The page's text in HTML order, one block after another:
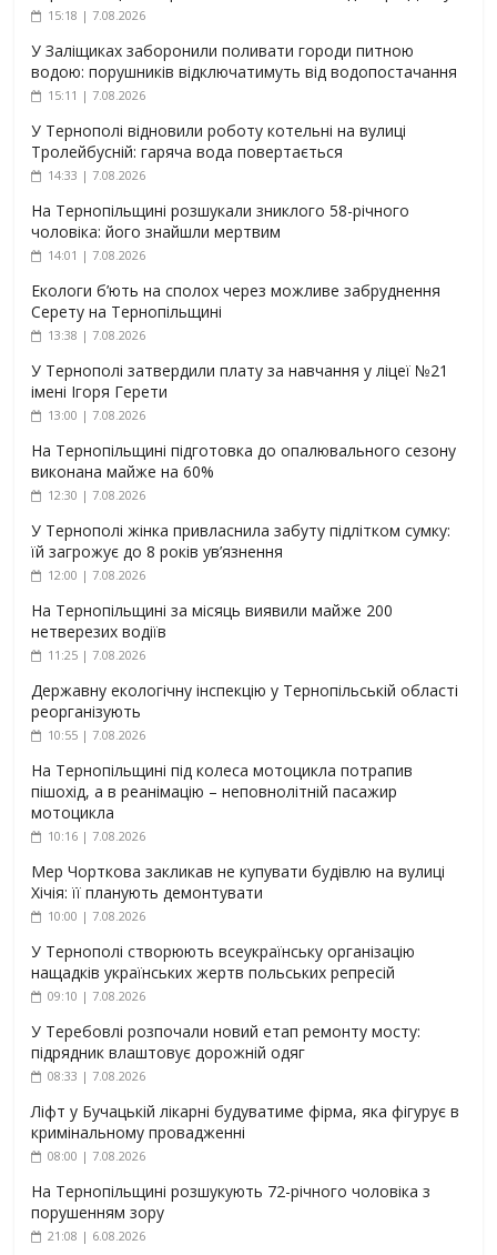
15:18 | 7.08.2026
У Заліщиках заборонили поливати городи питною
водою: порушників відключатимуть від водопостачання
15:11 | 7.08.2026
У Тернополі відновили роботу котельні на вулиці
Тролейбусній: гаряча вода повертається
14:33 | 7.08.2026
На Тернопільщині розшукали зниклого 58-річного
чоловіка: його знайшли мертвим
14:01 | 7.08.2026
Екологи б’ють на сполох через можливе забруднення
Серету на Тернопільщині
13:38 | 7.08.2026
У Тернополі затвердили плату за навчання у ліцеї №21
імені Ігоря Герети
13:00 | 7.08.2026
На Тернопільщині підготовка до опалювального сезону
виконана майже на 60%
12:30 | 7.08.2026
У Тернополі жінка привласнила забуту підлітком сумку:
їй загрожує до 8 років ув’язнення
12:00 | 7.08.2026
На Тернопільщині за місяць виявили майже 200
нетверезих водіїв
11:25 | 7.08.2026
Державну екологічну інспекцію у Тернопільській області
реорганізують
10:55 | 7.08.2026
На Тернопільщині під колеса мотоцикла потрапив
пішохід, а в реанімацію – неповнолітній пасажир
мотоцикла
10:16 | 7.08.2026
Мер Чорткова закликав не купувати будівлю на вулиці
Хічія: її планують демонтувати
10:00 | 7.08.2026
У Тернополі створюють всеукраїнську організацію
нащадків українських жертв польських репресій
09:10 | 7.08.2026
У Теребовлі розпочали новий етап ремонту мосту:
підрядник влаштовує дорожній одяг
08:33 | 7.08.2026
Ліфт у Бучацькій лікарні будуватиме фірма, яка фігурує в
кримінальному провадженні
08:00 | 7.08.2026
На Тернопільщині розшукують 72-річного чоловіка з
порушенням зору
21:08 | 6.08.2026